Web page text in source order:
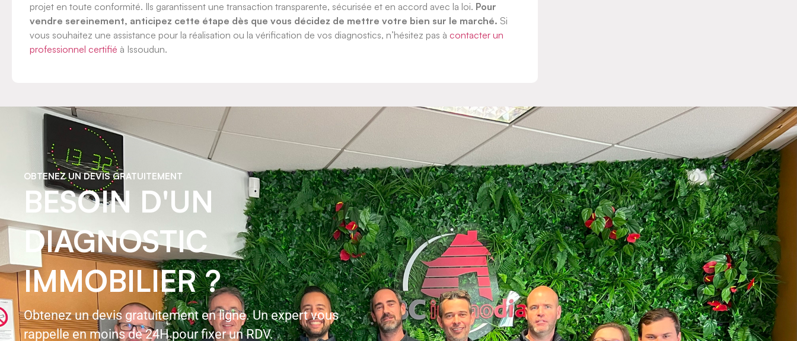
projet en toute conformité. Ils garantissent une transaction transparente, sécurisée et en accord avec la loi. Pour
vendre sereinement, anticipez cette étape dès que vous décidez de mettre votre bien sur le marché. Si
vous souhaitez une assistance pour la réalisation ou la vérification de vos diagnostics, n’hésitez pas à contacter un
professionnel certifié à Issoudun.
OBTENEZ UN DEVIS GRATUITEMENT
BESOIN D'UN
DIAGNOSTIC
IMMOBILIER ?
Obtenez un devis gratuitement en ligne. Un expert vous
rappelle en moins de 24H pour fixer un RDV.